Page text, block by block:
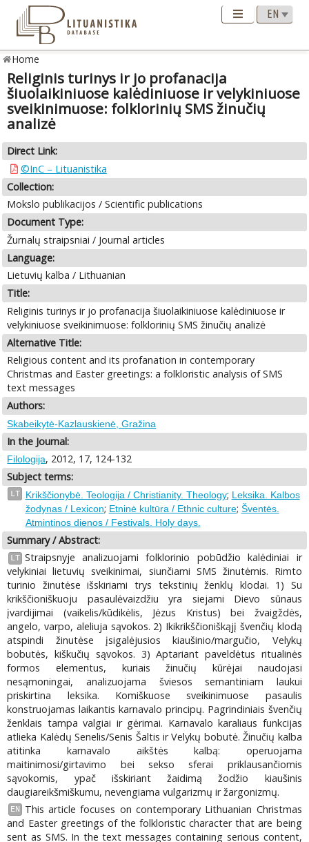
Home
Religinis turinys ir jo profanacija
šiuolaikiniuose kalėdiniuose ir velykiniuose
sveikinimuose: folklorinių SMS žinučių
analizė
Direct Link:
©InC – Lituanistika
Collection:
Mokslo publikacijos / Scientific publications
Document Type:
Žurnalų straipsniai / Journal articles
Language:
Lietuvių kalba / Lithuanian
Title:
Religinis turinys ir jo profanacija šiuolaikiniuose kalėdiniuose ir
velykiniuose sveikinimuose: folklorinių SMS žinučių analizė
Alternative Title:
Religious content and its profanation in contemporary
Christmas and Easter greetings: a folkloristic analysis of SMS
text messages
Authors:
Skabeikytė-Kazlauskienė, Gražina
In the Journal:
Filologija, 2012, 17, 124-132
Subject terms:
LT Krikščionybė. Teologija / Christianity. Theology; Leksika. Kalbos
žodynas / Lexicon; Etninė kultūra / Ethnic culture; Šventės.
Atmintinos dienos / Festivals. Holy days.
Summary / Abstract:
LT Straipsnyje analizuojami folklorinio pobūdžio kalėdiniai ir
velykiniai lietuvių sveikinimai, siunčiami SMS žinutėmis. Rimto
turinio žinutėse išskiriami trys tekstinių ženklų klodai. 1) Su
krikščioniškuoju pasaulėvaizdžiu yra siejami Dievo sūnaus
įvardijimai (vaikelis/kūdikėlis, Jėzus Kristus) bei žvaigždės,
angelo, varpo, aleliuja sąvokos. 2) Ikikrikščioniškąjį švenčių klodą
atspindi žinutėse įsigalėjusios kiaušinio/margučio, Velykų
bobutės, kiškučių sąvokos. 3) Aptariant paveldėtus ritualinės
formos elementus, kuriais žinučių kūrėjai naudojasi
nesąmoningai, analizuojama šviesos semantiniam laukui
priskirtina leksika. Komiškuose sveikinimuose pasaulis
konstruojamas laikantis karnavalo principų. Pagrindiniais švenčių
ženklais tampa valgiai ir gėrimai. Karnavalo karaliaus funkcijas
atlieka Kalėdų Senelis/Senis Šaltis ir Velykų bobutė. Žinučių kalba
atitinka karnavalo aikštės kalbą: operuojama
maitinimosi/girtavimo bei sekso sferai priklausančiomis
sąvokomis, ypač išskiriant žaidimą žodžio kiaušinis
daugiareikšmiškumu, nevengiama vulgarizmų ir žargonizmų.
EN
This article focuses on contemporary Lithuanian Christmas
and Easter greetings of the folkloristic character that are being
sent as SMS. In the text messages containing serious content,